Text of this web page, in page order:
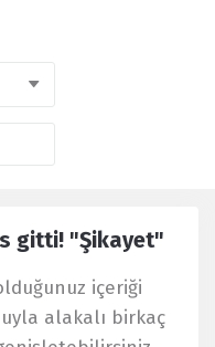
gitti! "Şikayet"
içeriği
alakalı birkaç